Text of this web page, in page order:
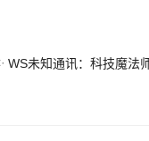
WS未知通讯：科技魔法